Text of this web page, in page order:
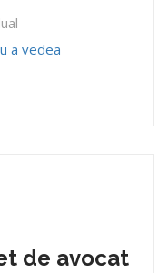
a vedea
de avocat